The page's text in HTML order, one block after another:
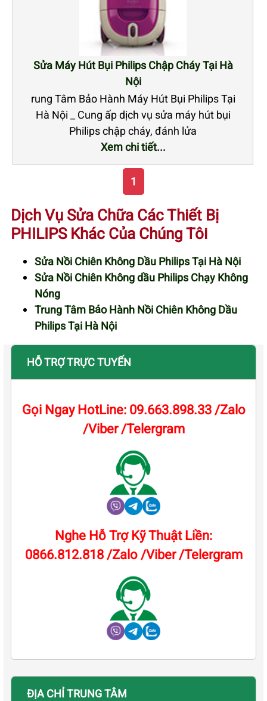
Sửa Máy Hút Bụi Philips Chập Cháy Tại Hà
Nội
rung Tâm Bảo Hành Máy Hút Bụi Philips Tại
Hà Nội _ Cung ấp dịch vụ sửa máy hút bụi
Philips chập cháy, đánh lửa
Xem chi tiết...
1
Dịch Vụ Sửa Chữa Các Thiết Bị
PHILIPS Khác Của Chúng Tôi
Sửa Nồi Chiên Không Dầu Philips Tại Hà Nội
Sửa Nồi Chiên Không dầu Philips Chạy Không
Nóng
Trung Tâm Bảo Hành Nồi Chiên Không Dầu
Philips Tại Hà Nội
HỖ TRỢ TRỰC TUYẾN
Gọi Ngay HotLine: 09.663.898.33 /Zalo
/Viber /Telergram
Nghe Hỗ Trợ Kỹ Thuật Liền:
0866.812.818 /Zalo /Viber /Telergram
ĐỊA CHỈ TRUNG TÂM